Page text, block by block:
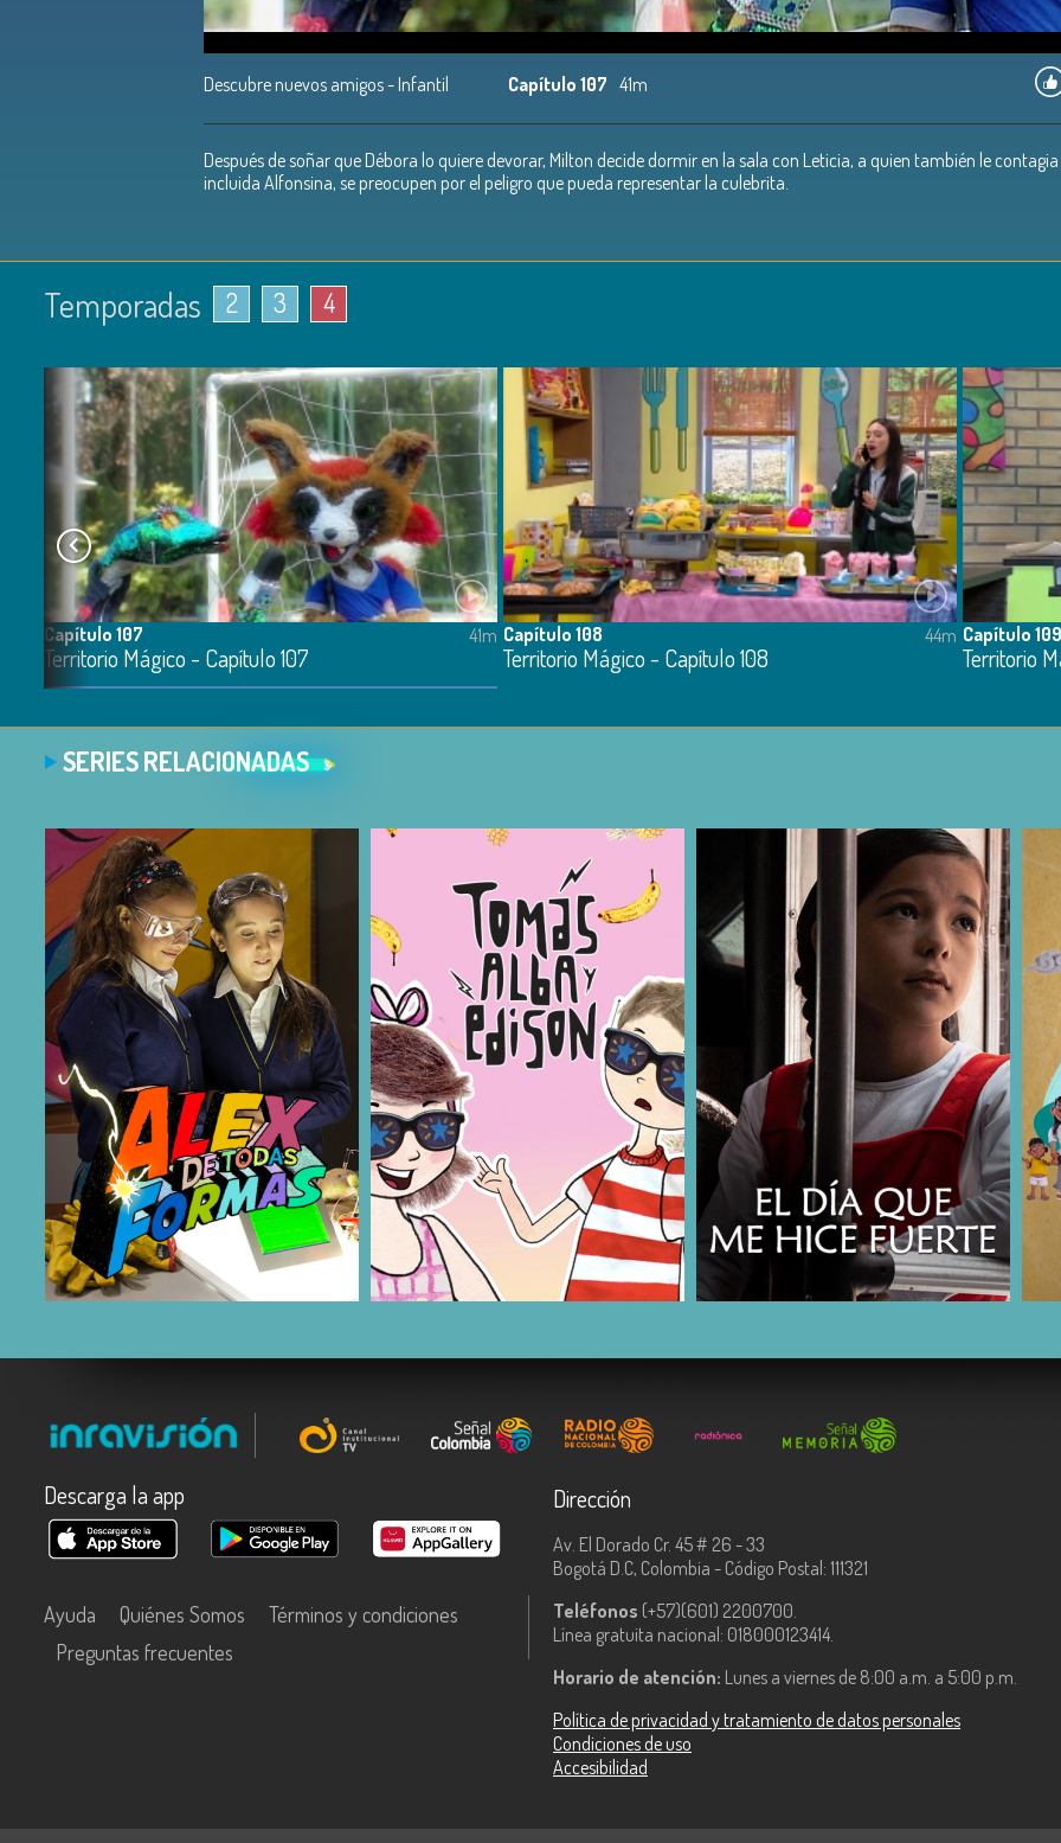
Descubre nuevos amigos - Infantil Capítulo 107 41m
Después de soñar que Débora lo quiere devorar, Milton decide dormir en la sala con Leticia, a quien también le
incluida Alfonsina, se preocupen por el peligro que pueda representar la culebrita.
Temporadas 2 3 4
Capítulo 107
Territorio Mágico - Capítulo 107
41m Capítulo 108
Territorio Mágico - Capítulo 108
44m Capítulo 109
Territorio
SERIES RELACIONADAS
COMPARTIR COMPARTIR COMPARTIR
Descarga la app
Ayuda Quiénes Somos
Términos y condiciones
Preguntas frecuentes
Dirección
Av. El Dorado Cr. 45 # 26 - 33
Bogotá D.C, Colombia - Código Postal: 111321
Teléfonos (+57)(601) 2200700.
Línea gratuita nacional: 018000123414.
Horario de atención: Lunes a viernes de 8:00 a.m. a 5:00 p.m.
Política de privacidad y tratamiento de datos personales
Condiciones de uso
Accesibilidad